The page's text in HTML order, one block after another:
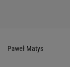
Paweł Matys